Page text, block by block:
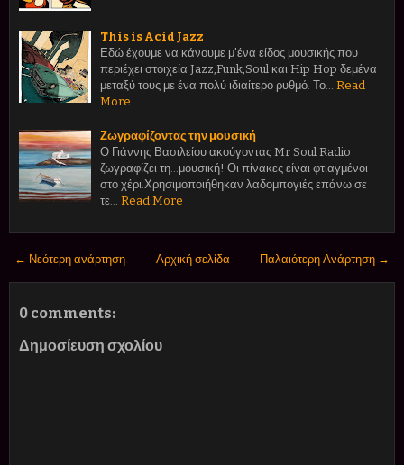
This is Acid Jazz
Εδώ έχουμε να κάνουμε μ'ένα είδος μουσικής που
περιέχει στοιχεία Jazz,Funk,Soul και Hip Hop δεμένα
μεταξύ τους με ένα πολύ ιδιαίτερο ρυθμό. Το…
Read
More
Ζωγραφίζοντας την μουσική
Ο Γιάννης Βασιλείου ακούγοντας Mr Soul Radio
ζωγραφίζει τη...μουσική! Οι πίνακες είναι φτιαγμένοι
στο χέρι.Χρησιμοποιήθηκαν λαδομπογιές επάνω σε
τε…
Read More
← Νεότερη ανάρτηση Παλαιότερη Ανάρτηση →
Αρχική σελίδα
0 comments:
Δημοσίευση σχολίου